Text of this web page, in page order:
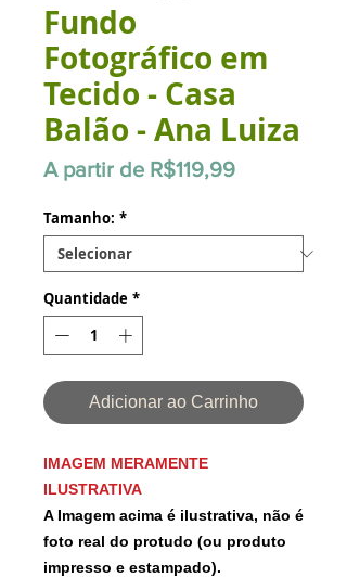
Fundo
Fotográfico em
Tecido - Casa
Balão - Ana Luiza
A partir de R$119,99Preço
Tamanho: *
Quantidade *
Adicionar ao Carrinho
IMAGEM MERAMENTE
ILUSTRATIVA
A Imagem acima é ilustrativa, não é
foto real do protudo (ou produto
impresso e estampado).